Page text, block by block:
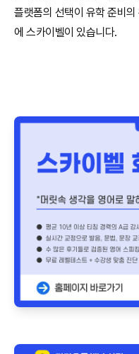
플랫폼의 선택이 유학 준비
에 스카이벨이 있습니다.